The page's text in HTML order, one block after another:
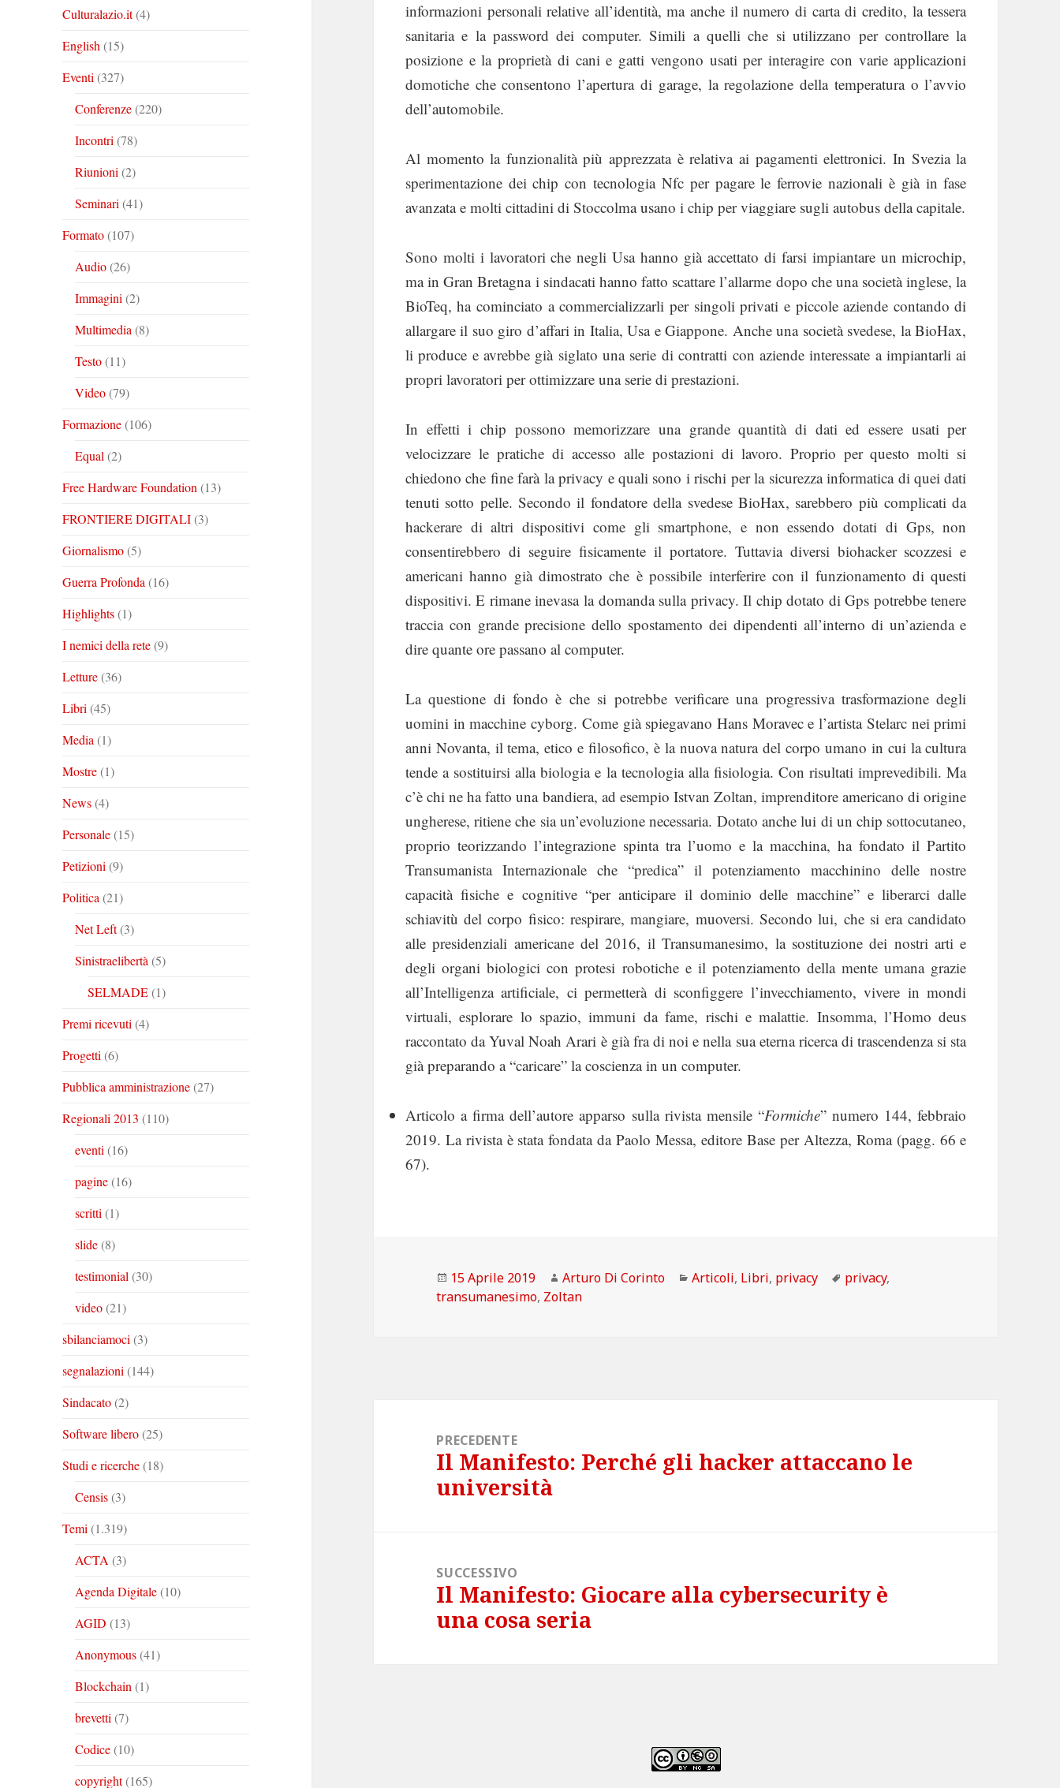
Culturalazio.it(4)
English (15)
Eventi (327)
Conferenze(220)
Incontri (78)
Riunioni (2)
Seminari (41)
Formato(107)
Audio(26)
Immagini (2)
Multimedia (8)
Testo(11)
Video(79)
Formazione(106)
Equal (2)
Free Hardware Foundation (13)
FRONTIERE DIGITALI(3)
Giornalismo(5)
Guerra Profonda (16)
Highlights(1)
I nemici della rete(9)
Letture(36)
Libri (45)
Media (1)
Mostre(1)
News(4)
Personale(15)
Petizioni (9)
Politica (21)
Net Left(3)
Sinistraelibertà (5)
SELMADE(1)
Premi ricevuti (4)
Progetti (6)
Pubblica amministrazione(27)
Regionali 2013 (110)
eventi (16)
pagine(16)
scritti (1)
slide(8)
testimonial (30)
video(21)
sbilanciamoci (3)
segnalazioni (144)
Sindacato(2)
Software libero(25)
Studi e ricerche(18)
Censis(3)
Temi (1.319)
ACTA (3)
Agenda Digitale(10)
AGID (13)
Anonymous(41)
Blockchain (1)
brevetti (7)
Codice(10)
copyright(165)
informazioni personali relative all’identità, ma anche il numero di carta di credito, la tessera
sanitaria e la password dei computer. Simili a quelli che si utilizzano per controllare la
posizione e la proprietà di cani e gatti vengono usati per interagire con varie applicazioni
domotiche che consentono l’apertura di garage, la regolazione della temperatura o l’avvio
dell’automobile.
Al momento la funzionalità più apprezzata è relativa ai pagamenti elettronici. In Svezia la
sperimentazione dei chip con tecnologia Nfc per pagare le ferrovie nazionali è già in fase
avanzata e molti cittadini di Stoccolma usano i chip per viaggiare sugli autobus della capitale.
Sono molti i lavoratori che negli Usa hanno già accettato di farsi impiantare un microchip,
ma in Gran Bretagna i sindacati hanno fatto scattare l’allarme dopo che una società inglese, la
BioTeq, ha cominciato a commercializzarli per singoli privati e piccole aziende contando di
allargare il suo giro d’affari in Italia, Usa e Giappone. Anche una società svedese, la BioHax,
li produce e avrebbe già siglato una serie di contratti con aziende interessate a impiantarli ai
propri lavoratori per ottimizzare una serie di prestazioni.
In effetti i chip possono memorizzare una grande quantità di dati ed essere usati per
velocizzare le pratiche di accesso alle postazioni di lavoro. Proprio per questo molti si
chiedono che fine farà la privacy e quali sono i rischi per la sicurezza informatica di quei dati
tenuti sotto pelle. Secondo il fondatore della svedese BioHax, sarebbero più complicati da
hackerare di altri dispositivi come gli smartphone, e non essendo dotati di Gps, non
consentirebbero di seguire fisicamente il portatore. Tuttavia diversi biohacker scozzesi e
americani hanno già dimostrato che è possibile interferire con il funzionamento di questi
dispositivi. E rimane inevasa la domanda sulla privacy. Il chip dotato di Gps potrebbe tenere
traccia con grande precisione dello spostamento dei dipendenti all’interno di un’azienda e
dire quante ore passano al computer.
La questione di fondo è che si potrebbe verificare una progressiva trasformazione degli
uomini in macchine cyborg. Come già spiegavano Hans Moravec e l’artista Stelarc nei primi
anni Novanta, il tema, etico e filosofico, è la nuova natura del corpo umano in cui la cultura
tende a sostituirsi alla biologia e la tecnologia alla fisiologia. Con risultati imprevedibili. Ma
c’è chi ne ha fatto una bandiera, ad esempio Istvan Zoltan, imprenditore americano di origine
ungherese, ritiene che sia un’evoluzione necessaria. Dotato anche lui di un chip sottocutaneo,
proprio teorizzando l’integrazione spinta tra l’uomo e la macchina, ha fondato il Partito
Transumanista Internazionale che “predica” il potenziamento macchinino delle nostre
capacità fisiche e cognitive “per anticipare il dominio delle macchine” e liberarci dalle
schiavitù del corpo fisico: respirare, mangiare, muoversi. Secondo lui, che si era candidato
alle presidenziali americane del 2016, il Transumanesimo, la sostituzione dei nostri arti e
degli organi biologici con protesi robotiche e il potenziamento della mente umana grazie
all’Intelligenza artificiale, ci permetterà di sconfiggere l’invecchiamento, vivere in mondi
virtuali, esplorare lo spazio, immuni da fame, rischi e malattie. Insomma, l’Homo deus
raccontato da Yuval Noah Arari è già fra di noi e nella sua eterna ricerca di trascendenza si sta
già preparando a “caricare” la coscienza in un computer.
Articolo a firma dell’autore apparso sulla rivista mensile “Formiche” numero 144, febbraio
2019. La rivista è stata fondata da Paolo Messa, editore Base per Altezza, Roma (pagg. 66 e
67).
Scritto
il
15 Aprile 2019 Autore
Arturo Di Corinto Categorie
Articoli, Libri, privacy Tag
privacy,
transumanesimo, Zoltan
PRECEDENTE
Articolo
precedente:
Il Manifesto: Perché gli hacker attaccano le
università
SUCCESSIVO
Articolo
successivo:
Il Manifesto: Giocare alla cybersecurity è
una cosa seria